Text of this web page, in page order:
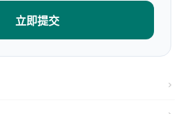
立即提交